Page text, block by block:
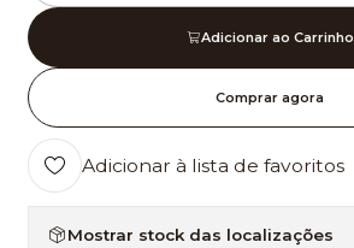
Adicionar ao Carrinho
Comprar agora
Adicionar à lista de favoritos
Mostrar stock das localizações